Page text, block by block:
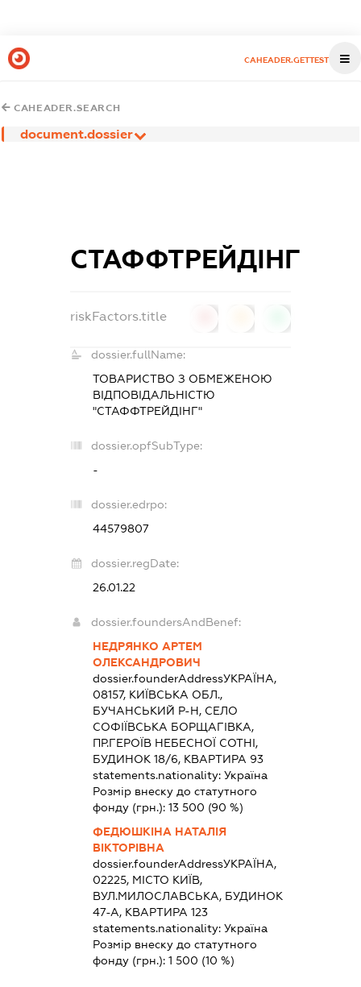
CAHEADER.GETTEST
CAHEADER.SEARCH
document.dossier
СТАФФТРЕЙДІНГ
riskFactors.title
dossier.fullName:
ТОВАРИСТВО З ОБМЕЖЕНОЮ
ВІДПОВІДАЛЬНІСТЮ
"СТАФФТРЕЙДІНГ"
dossier.opfSubType:
-
dossier.edrpo:
44579807
dossier.regDate:
26.01.22
dossier.foundersAndBenef:
НЕДРЯНКО АРТЕМ
ОЛЕКСАНДРОВИЧ
dossier.founderAddressУКРАЇНА,
08157, КИЇВСЬКА ОБЛ.,
БУЧАНСЬКИЙ Р-Н, СЕЛО
СОФІЇВСЬКА БОРЩАГІВКА,
ПР.ГЕРОЇВ НЕБЕСНОЇ СОТНІ,
БУДИНОК 18/6, КВАРТИРА 93
statements.nationality: Україна
Розмір внеску до статутного
фонду (грн.): 13 500 (90 %)
ФЕДЮШКІНА НАТАЛІЯ
ВІКТОРІВНА
dossier.founderAddressУКРАЇНА,
02225, МІСТО КИЇВ,
ВУЛ.МИЛОСЛАВСЬКА, БУДИНОК
47-А, КВАРТИРА 123
statements.nationality: Україна
Розмір внеску до статутного
фонду (грн.): 1 500 (10 %)